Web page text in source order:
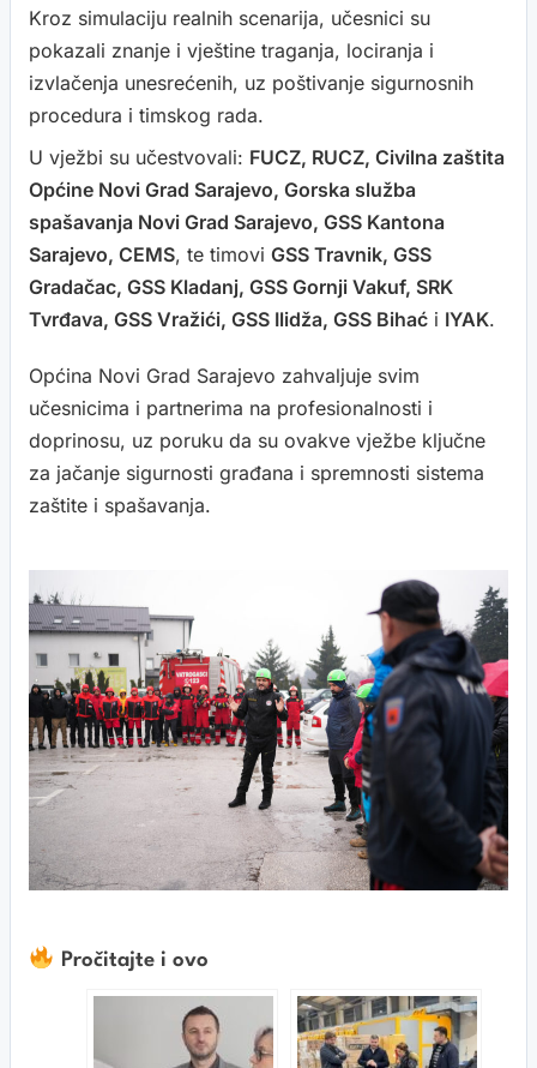
Kroz simulaciju realnih scenarija, učesnici su
pokazali znanje i vještine traganja, lociranja i
izvlačenja unesrećenih, uz poštivanje sigurnosnih
procedura i timskog rada.
U vježbi su učestvovali: FUCZ, RUCZ, Civilna zaštita
Općine Novi Grad Sarajevo, Gorska služba
spašavanja Novi Grad Sarajevo, GSS Kantona
Sarajevo, CEMS, te timovi GSS Travnik, GSS
Gradačac, GSS Kladanj, GSS Gornji Vakuf, SRK
Tvrđava, GSS Vražići, GSS Ilidža, GSS Bihać i IYAK.
Općina Novi Grad Sarajevo zahvaljuje svim
učesnicima i partnerima na profesionalnosti i
doprinosu, uz poruku da su ovakve vježbe ključne
za jačanje sigurnosti građana i spremnosti sistema
zaštite i spašavanja.
Pročitajte i ovo